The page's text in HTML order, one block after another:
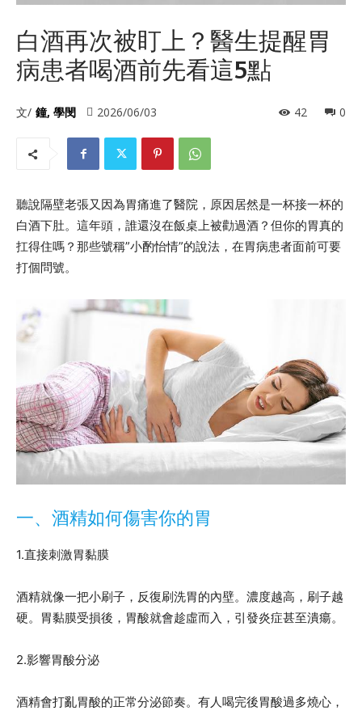
白酒再次被盯上？醫生提醒胃
病患者喝酒前先看這5點
文/ 鐘, 學閔 2026/06/03 0
42
聽說隔壁老張又因為胃痛進了醫院，原因居然是一杯接一杯的
白酒下肚。這年頭，誰還沒在飯桌上被勸過酒？但你的胃真的
扛得住嗎？那些號稱”小酌怡情”的說法，在胃病患者面前可要
打個問號。
一、酒精如何傷害你的胃
1.直接刺激胃黏膜
酒精就像一把小刷子，反復刷洗胃的內壁。濃度越高，刷子越
硬。胃黏膜受損後，胃酸就會趁虛而入，引發炎症甚至潰瘍。
2.影響胃酸分泌
酒精會打亂胃酸的正常分泌節奏。有人喝完後胃酸過多燒心，